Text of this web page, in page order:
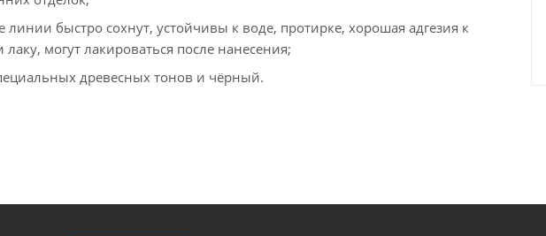
линии быстро сохнут, устойчивы к воде, протирке, хорошая адгезия к
лаку, могут лакироваться после нанесения;
древесных тонов и чёрный.